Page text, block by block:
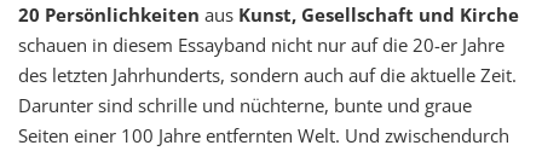
20 Persönlichkeiten aus Kunst, Gesellschaft und Kirche
schauen in diesem Essayband nicht nur auf die 20-er Jahre
des letzten Jahrhunderts, sondern auch auf die aktuelle Zeit.
Darunter sind schrille und nüchterne, bunte und graue
Seiten einer 100 Jahre entfernten Welt. Und zwischendurch